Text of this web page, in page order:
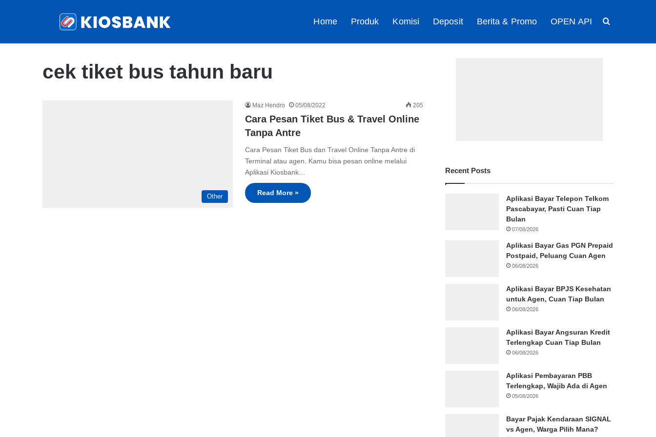
Home Produk Komisi Deposit Berita & Promo OPEN API
cek tiket bus tahun baru
Other
Maz Hendro 05/08/2022 205
Cara Pesan Tiket Bus & Travel Online
Tanpa Antre
Cara Pesan Tiket Bus dan Travel Online Tanpa Antre di
Terminal atau agen. Kamu bisa pesan online melalui
Aplikasi Kiosbank…
Read More »
Recent Posts
Aplikasi Bayar Telepon Telkom
Pascabayar, Pasti Cuan Tiap
Bulan
07/08/2026
Aplikasi Bayar Gas PGN Prepaid
Postpaid, Peluang Cuan Agen
06/08/2026
Aplikasi Bayar BPJS Kesehatan
untuk Agen, Cuan Tiap Bulan
06/08/2026
Aplikasi Bayar Angsuran Kredit
Terlengkap Cuan Tiap Bulan
06/08/2026
Aplikasi Pembayaran PBB
Terlengkap, Wajib Ada di Agen
05/08/2026
Bayar Pajak Kendaraan SIGNAL
vs Agen, Warga Pilih Mana?